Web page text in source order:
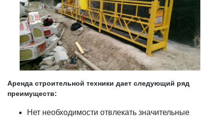
Аренда строительной техники дает следующий ряд
преимуществ:
Нет необходимости отвлекать значительные